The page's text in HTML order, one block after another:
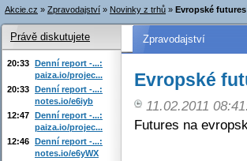
Akcie.cz » Zpravodajství » Novinky z trhů » Evropské
Zpravodajství
Evropské
11.02.2011
Futures na
Právě diskutujete
20:33 Denní report -...:
paiza.io/projec...
20:33 Denní report -...:
notes.io/e6iyb
12:47 Denní report -...:
paiza.io/projec...
12:46 Denní report -...:
notes.io/e6yWX